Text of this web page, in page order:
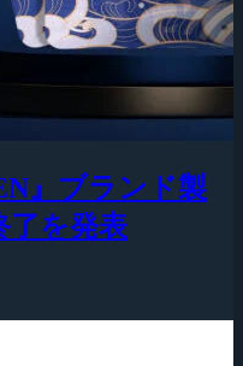
』ブランド製
了を発表